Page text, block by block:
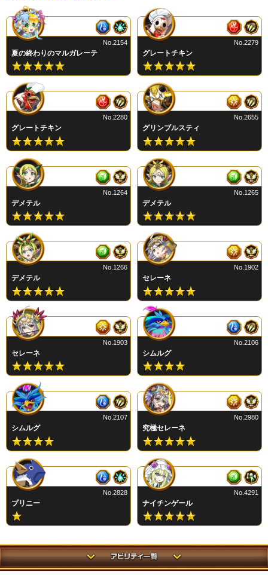
夏の終わりのマルガレーテ
No.2154
グレートチキン
No.2279
グレートチキン
No.2280
グリンブルスティ
No.2655
デメテル
No.1264
デメテル
No.1265
デメテル
No.1266
セレーネ
No.1902
セレーネ
No.1903
シムルグ
No.2106
シムルグ
No.2107
究極セレーネ
No.2980
プリニー
No.2828
ナイチンゲール
No.4291